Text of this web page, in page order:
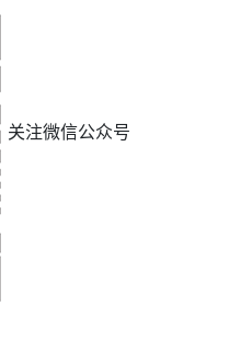
关注微信公众号